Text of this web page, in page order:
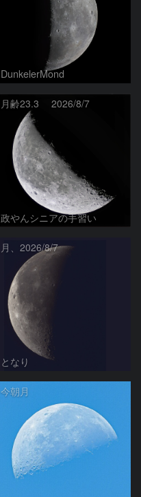
DunkelerMond
月齢23.3 2026/8/7
政やんシニアの手習い
月、2026/8/7
となり
今朝月